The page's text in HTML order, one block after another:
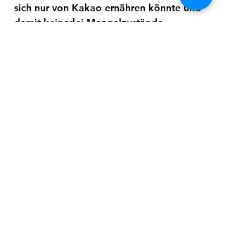
sich nur von Kakao ernähren könnte und
damit keinerlei Mangelzustände